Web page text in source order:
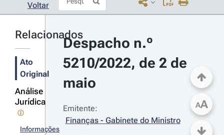
Voltar
Relacionados
Ato
Original
Análise
Jurídica
Informações
Despacho n.º
5210/2022, de 2 de
maio
Emitente:
Finanças - Gabinete do Ministro
AA